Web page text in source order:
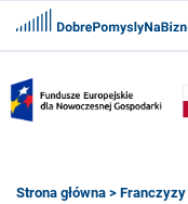
FRANCZYZY
Strona główna > Franczyzy